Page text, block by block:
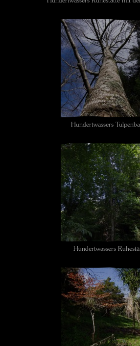
Hundertwassers
Hundertwassers